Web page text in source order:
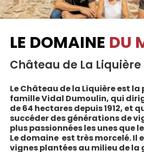
LE DOMAINE DU
Château de La Liquière
Le Château de la Liquière est
famille Vidal Dumoulin, qui
de 64 hectares depuis 1912, et
succéder des générations de
plus passionnées les unes que
Le domaine est très morcelé. Il
vignes plantées au milieu de la